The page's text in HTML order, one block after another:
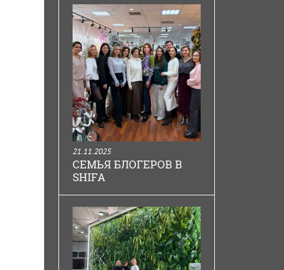
21.11.2025
СЕМЬЯ БЛОГЕРОВ В
SHIFA